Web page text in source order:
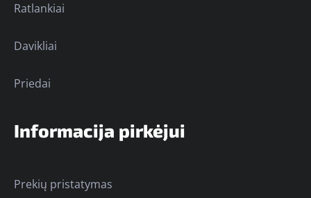
Ratlankiai
Davikliai
Priedai
Informacija pirkėjui
Prekių pristatymas